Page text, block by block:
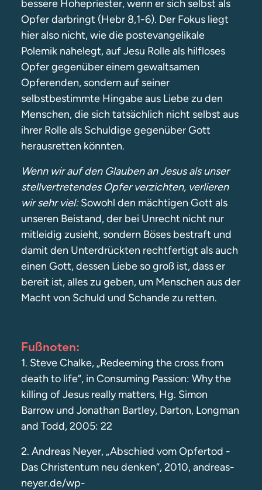
bessere Hohepriester, wenn er sich selbst als
Opfer darbringt (Hebr 8,1-6). Der Fokus liegt
hier also nicht, wie die postevangelikale
Polemik nahelegt, auf Jesu Rolle als hilfloses
Opfer gegenüber einem gewaltsamen
Opferenden, sondern auf seiner
selbstbestimmte Hingabe aus Liebe zu den
Menschen, die sich tatsächlich nicht selbst aus
ihrer Rolle als Schuldige gegenüber Gott
herausretten könnten.
Wenn wir auf den Glauben an Jesus als unser
stellvertretendes Opfer verzichten, verlieren
wir sehr viel:Sowohl den mächtigen Gott als
unseren Beistand, der bei Unrecht nicht nur
mitleidig zusieht, sondern Böses bestraft und
damit den Unterdrückten rechtfertigt als auch
einen Gott, dessen Liebe so groß ist, dass er
bereit ist, alles zu geben, um Menschen aus der
Macht von Schuld und Schande zu retten.
Fußnoten:
1. Steve Chalke, „Redeeming the cross from
death to life“, in Consuming Passion: Why the
killing of Jesus really matters, Hg. Simon
Barrow und Jonathan Bartley, Darton, Longman
and Todd, 2005: 22
2. Andreas Neyer, „Abschied vom Opfertod -
Das Christentum neu denken“, 2010, andreas-
neyer.de/wp-